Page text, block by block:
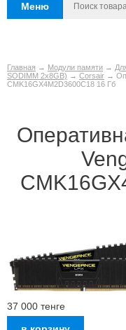
Меню
Главная → Модули памяти →
SODIMM 2x8GB) → Corsair →
CMK16GX4M2D3600C18 16 Гб
37 000 тенге